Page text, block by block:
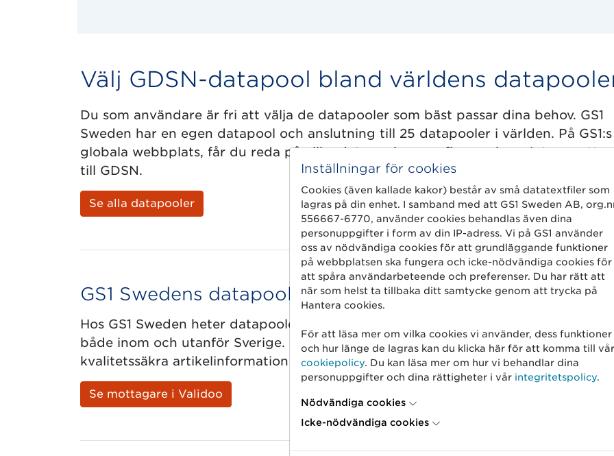
Välj GDSN-datapool bland världens
Du som användare är fri att välja de datapooler som bäst passar dina behov. GS1
Sweden har en egen datapool och anslutning till 25 datapooler i världen. På GS1:s
globala webbplats, får du reda på vilka datapooler som finns ochanslutna
till GDSN.
Se alla datapooler
GS1 Swedens datapool
Hos GS1 Sweden heter datapoolen Validoo och möjliggör delning av
både inom och utanför Sverige. Validoo har också tjänster som hjälper till att
kvalitetssäkra artikelinformation och produktbilder.
Se mottagare i Validoo
Inställningar för cookies
Cookies (även kallade kakor) består av små datatextfiler som
lagras på din enhet. I samband med att GS1 Sweden AB,
556667-6770, använder cookies behandlas även dina
personuppgifter i form av din IP-adress. Vi på GS1 använder
oss av nödvändiga cookies för att grundläggande funktioner
på webbplatsen ska fungera och icke-nödvändiga cookies för
att spåra användarbeteende och preferenser. Du har rätt att
när som helst ta tillbaka ditt samtycke genom att trycka på
Hantera cookies.
För att läsa mer om vilka cookies vi använder, dess funktioner
och hur länge de lagras kan du klicka här för att komma till vår
cookiepolicy. Du kan läsa mer om hur vi behandlar dina
personuppgifter och dina rättigheter i vår integritetspolicy.
Nödvändiga cookies
Icke-nödvändiga cookies